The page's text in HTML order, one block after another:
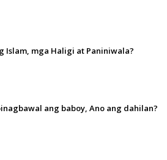
Islam, mga Haligi at Paniniwala?
ang baboy, Ano ang dahilan?